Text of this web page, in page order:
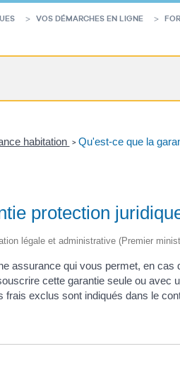
VOS DÉMARCHES EN LIGNE
habitation > Qu'est-ce que la
protection
légale et administrative (Premier
assurance qui vous permet, en
cette garantie seule ou
frais exclus sont indiqués dans le